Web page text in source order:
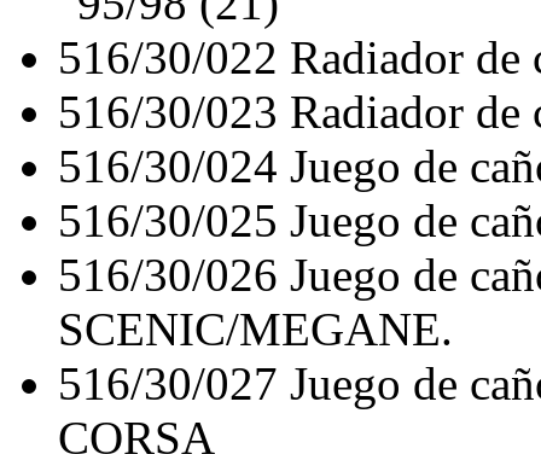
516/30/022 Radiador de
516/30/023 Radiador de
516/30/024 Juego de
516/30/025 Juego de
516/30/026 Juego de
SCENIC/MEGANE.
516/30/027 Juego de
CORSA